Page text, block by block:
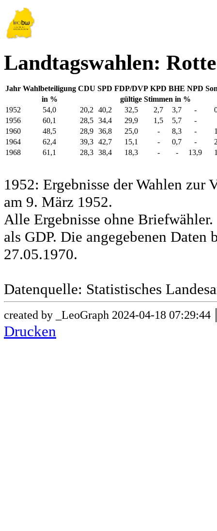
Landtagswahlen:
Jahr Wahlbeteiligung CDU SPD FDP/DVP KPD BHE NPD
in %
gültige Stimmen in %
1952
54,0 20,2 40,2 32,5 2,7 3,7 -
1956
60,1 28,5 34,4 29,9 1,5 5,7
-
1960
48,5 28,9 36,8 25,0 - 8,3 -
1964
62,4 39,3 42,7 15,1 - 0,7 -
1968
61,1 28,3 38,4 18,3 - - 13,9
1952: Ergebnisse der Wahlen zur
am 9. März 1952.
Alle Ergebnisse ohne
als GDP. Die angegebenen
27.05.1970.
Datenquelle: Statistisches
created by _LeoGraph 2024-04-18 07:29:44
Drucken